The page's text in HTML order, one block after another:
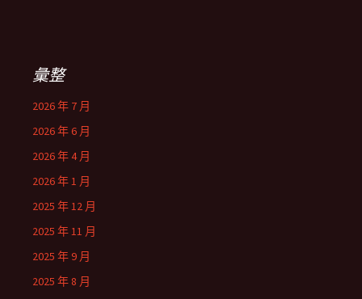
彙整
2026 年 7 月
2026 年 6 月
2026 年 4 月
2026 年 1 月
2025 年 12 月
2025 年 11 月
2025 年 9 月
2025 年 8 月